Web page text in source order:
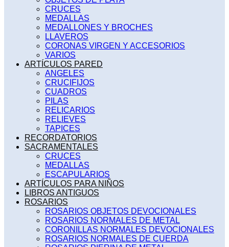
CRUCES
MEDALLAS
MEDALLONES Y BROCHES
LLAVEROS
CORONAS VIRGEN Y ACCESORIOS
VARIOS
ARTÍCULOS PARED
ANGELES
CRUCIFIJOS
CUADROS
PILAS
RELICARIOS
RELIEVES
TAPICES
RECORDATORIOS
SACRAMENTALES
CRUCES
MEDALLAS
ESCAPULARIOS
ARTÍCULOS PARA NIÑOS
LIBROS ANTIGUOS
ROSARIOS
ROSARIOS OBJETOS DEVOCIONALES
ROSARIOS NORMALES DE METAL
CORONILLAS NORMALES DEVOCIONALES
ROSARIOS NORMALES DE CUERDA